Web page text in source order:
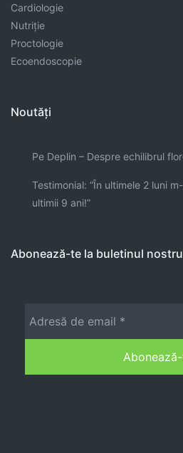
Cardiologie
Nutriție
Proctologie
Ecoendoscopie
Noutăți
Pe Deplin – Despre echilibrul
Testimonial: “În ultimele 2 luni
ultimii 9 ani!”
Abonează-te la buletinul